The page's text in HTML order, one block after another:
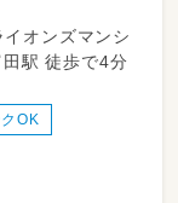
ごとを抱える
発達を促して
支援業務
オンズマンシ
津富田駅 徒歩で4分
OK